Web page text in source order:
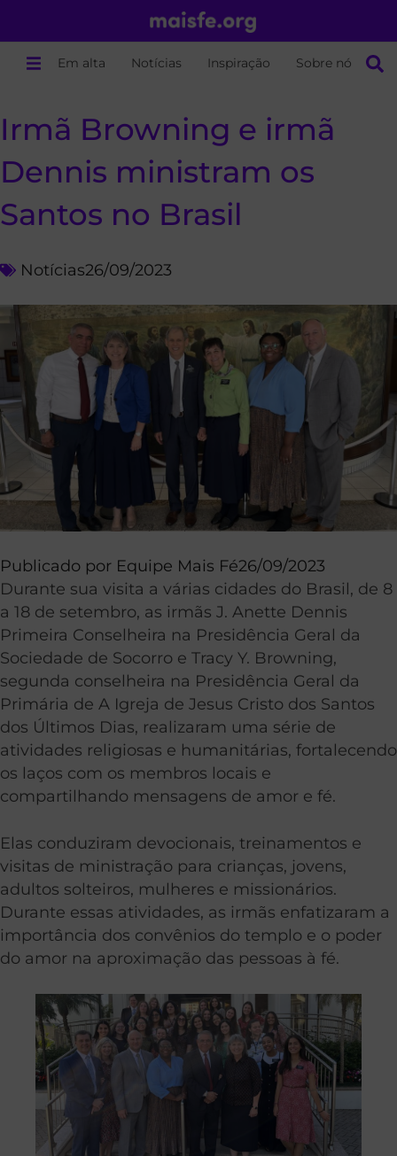
Em alta Notícias Inspiração Sobre nós
Irmã Browning e irmã
Dennis ministram os
Santos no Brasil
Notícias26/09/2023
Publicado por Equipe Mais Fé26/09/2023
Durante sua visita a várias cidades do Brasil, de 8
a 18 de setembro, as irmãs J. Anette Dennis
Primeira Conselheira na Presidência Geral da
Sociedade de Socorro e Tracy Y. Browning,
segunda conselheira na Presidência Geral da
Primária de A Igreja de Jesus Cristo dos Santos
dos Últimos Dias, realizaram uma série de
atividades religiosas e humanitárias, fortalecendo
os laços com os membros locais e
compartilhando mensagens de amor e fé.
Elas conduziram devocionais, treinamentos e
visitas de ministração para crianças, jovens,
adultos solteiros, mulheres e missionários.
Durante essas atividades, as irmãs enfatizaram a
importância dos convênios do templo e o poder
do amor na aproximação das pessoas à fé.